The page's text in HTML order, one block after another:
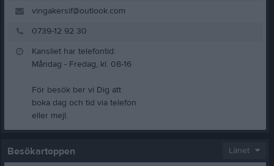
vingakersif@outlook.com
0739-12 92 30
Kansliet har telefontid:
Måndag - Fredag, kl. 08-16
För besök ber vi Dig att
boka dag och tid via telefon
eller mejl.
Besökartoppen Länet